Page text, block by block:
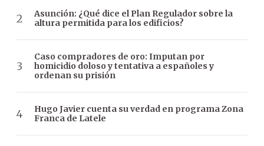
Asunción: ¿Qué dice el Plan Regulador sobre la
altura permitida para los edificios?
Caso compradores de oro: Imputan por
homicidio doloso y tentativa a españoles y
ordenan su prisión
Hugo Javier cuenta su verdad en programa Zona
Franca de Latele